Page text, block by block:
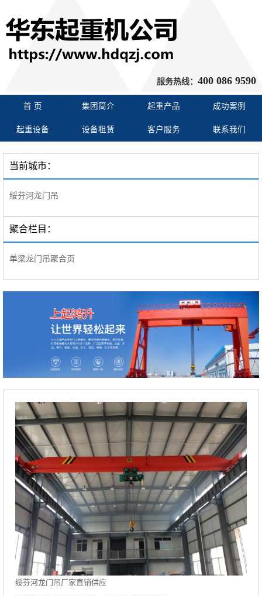
服务热线： 400 086 9590
首 页 集团简介 起重产品 成功案例
起重设备 设备租赁 客户服务 联系我们
当前城市：
绥芬河龙门吊
聚合栏目：
单梁龙门吊聚合页
绥芬河龙门吊厂家直销供应